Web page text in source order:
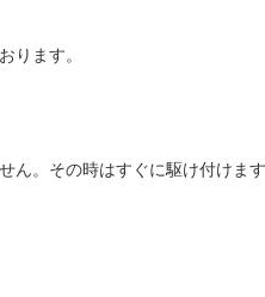
ります。
ん。その時はすぐに駆け付けます